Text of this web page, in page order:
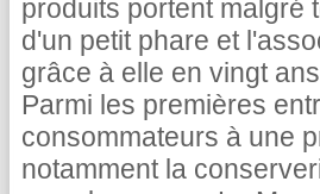
produits portent malgré
d'un petit phare et
grâce à elle en vingt
Parmi les premières
consommateurs à une
notamment la